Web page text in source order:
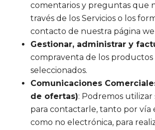
comentarios y preguntas que
través de los Servicios o los
contacto de nuestra página
Gestionar, administrar y
compraventa de los productos
seleccionados.
Comunicaciones
de ofertas): Podremos utilizar
para contactarle, tanto por vía
como no electrónica, para